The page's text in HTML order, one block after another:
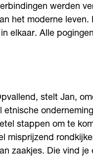
werden
het moderne leven.
elkaar. Alle
stelt Jan,
stappen om te
misprijzend
zaakjes. Die vind je